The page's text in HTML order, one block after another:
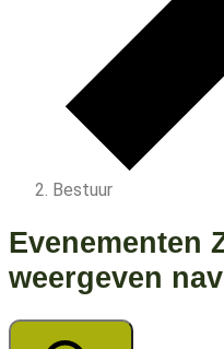
Bestuur
Evenementen
Evenementen
weergeven